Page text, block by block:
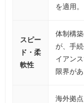
を適用。
スピー
ド・柔
軟性
体制構
が、手
イアン
限界が
海外拠